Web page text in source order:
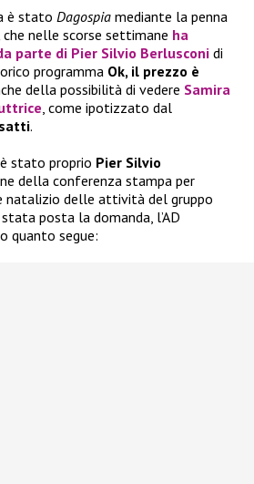
è stato Dagospia mediante la penna
che nelle scorse settimane ha
parte di Pier Silvio Berlusconi di
programma Ok, il prezzo è
della possibilità di vedere Samira
, come ipotizzato dal
.
stato proprio Pier Silvio
della conferenza stampa per
natalizio delle attività del gruppo
posta la domanda, l’AD
quanto segue: